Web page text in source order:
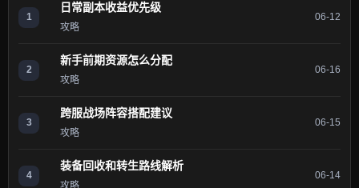
1
日常副本收益优先级
攻略
06-12
2
新手前期资源怎么分配
攻略
06-16
3
跨服战场阵容搭配建议
攻略
06-15
4
装备回收和转生路线解析
攻略
06-14